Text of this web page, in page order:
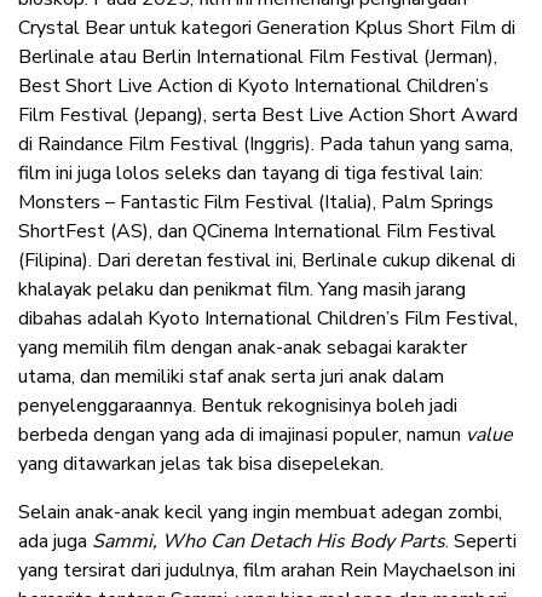
Crystal Bear untuk kategori Generation Kplus Short Film di
Berlinale atau Berlin International Film Festival (Jerman),
Best Short Live Action di Kyoto International Children’s
Film Festival (Jepang), serta Best Live Action Short Award
di Raindance Film Festival (Inggris). Pada tahun yang sama,
film ini juga lolos seleks dan tayang di tiga festival lain:
Monsters – Fantastic Film Festival (Italia), Palm Springs
ShortFest (AS), dan QCinema International Film Festival
(Filipina). Dari deretan festival ini, Berlinale cukup dikenal di
khalayak pelaku dan penikmat film. Yang masih jarang
dibahas adalah Kyoto International Children’s Film Festival,
yang memilih film dengan anak-anak sebagai karakter
utama, dan memiliki staf anak serta juri anak dalam
penyelenggaraannya. Bentuk rekognisinya boleh jadi
berbeda dengan yang ada di imajinasi populer, namun value
yang ditawarkan jelas tak bisa disepelekan.
Selain anak-anak kecil yang ingin membuat adegan zombi,
ada juga Sammi, Who Can Detach His Body Parts. Seperti
yang tersirat dari judulnya, film arahan Rein Maychaelson ini